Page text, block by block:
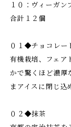
１０：ヴィーガン
合計１２個
０１◆チョコレー
有機栽培、フェア
かで驚くほど濃厚
まアイスに閉じ込
０２◆抹茶